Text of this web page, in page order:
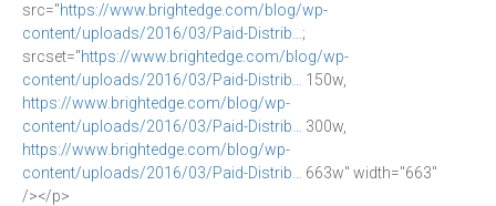
src="https://www.brightedge.com/blog/wp-
content/uploads/2016/03/Paid-Distrib… ;
srcset="https://www.brightedge.com/blog/wp-
content/uploads/2016/03/Paid-Distrib…
150w,
https://www.brightedge.com/blog/wp-
content/uploads/2016/03/Paid-Distrib…
300w,
https://www.brightedge.com/blog/wp-
content/uploads/2016/03/Paid-Distrib…
663w" width="663"
/></p>